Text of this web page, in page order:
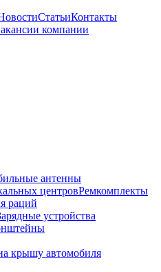
СтатьиКонтакты
компании
антенны
центровРемкомплекты
раций
устройства
крышу автомобиля